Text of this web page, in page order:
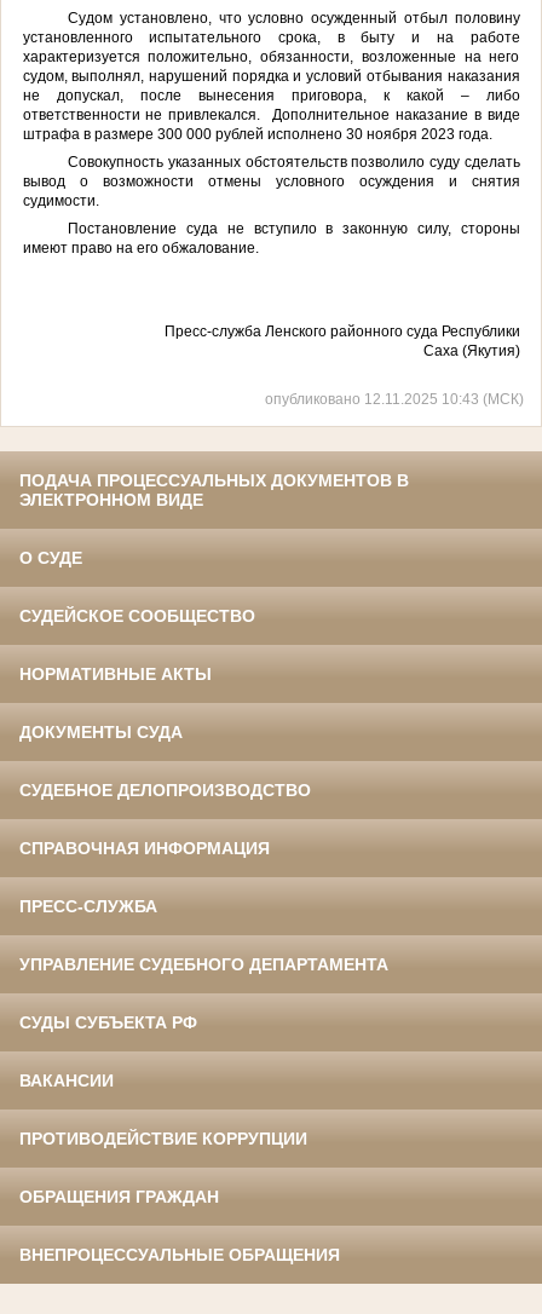
Судом установлено, что условно осужденный отбыл половину
установленного испытательного срока, в быту и на работе
характеризуется положительно, обязанности, возложенные на него
судом, выполнял, нарушений порядка и условий отбывания наказания
не допускал, после вынесения приговора, к какой – либо
ответственности не привлекался. Дополнительное наказание в виде
штрафа в размере 300 000 рублей исполнено 30 ноября 2023 года.
Совокупность указанных обстоятельств позволило суду сделать
вывод о возможности отмены условного осуждения и снятия
судимости.
Постановление суда не вступило в законную силу, стороны
имеют право на его обжалование.
Пресс-служба Ленского районного суда Республики
Саха (Якутия)
опубликовано 12.11.2025 10:43 (МСК)
ПОДАЧА ПРОЦЕССУАЛЬНЫХ ДОКУМЕНТОВ В
ЭЛЕКТРОННОМ ВИДЕ
О СУДЕ
СУДЕЙСКОЕ СООБЩЕСТВО
НОРМАТИВНЫЕ АКТЫ
ДОКУМЕНТЫ СУДА
СУДЕБНОЕ ДЕЛОПРОИЗВОДСТВО
СПРАВОЧНАЯ ИНФОРМАЦИЯ
ПРЕСС-СЛУЖБА
УПРАВЛЕНИЕ СУДЕБНОГО ДЕПАРТАМЕНТА
СУДЫ СУБЪЕКТА РФ
ВАКАНСИИ
ПРОТИВОДЕЙСТВИЕ КОРРУПЦИИ
ОБРАЩЕНИЯ ГРАЖДАН
ВНЕПРОЦЕССУАЛЬНЫЕ ОБРАЩЕНИЯ